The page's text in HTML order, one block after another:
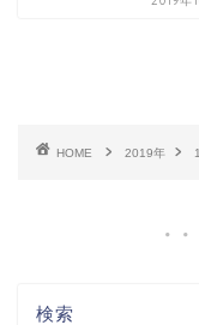
HOME 2019年
検索